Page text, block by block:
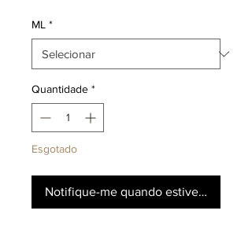
ML *
Quantidade *
Esgotado
Notifique-me quando estiver